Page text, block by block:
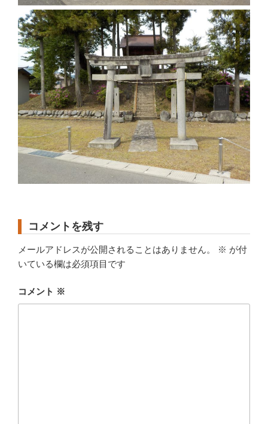
コメントを残す
メールアドレスが公開されることはありません。 ※ が付
いている欄は必須項目です
コメント ※